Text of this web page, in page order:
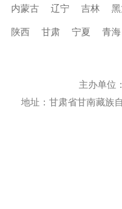
内蒙古 辽宁 吉林
陕西 甘肃 宁夏 青海
主办单位
地址：甘肃省甘南藏族